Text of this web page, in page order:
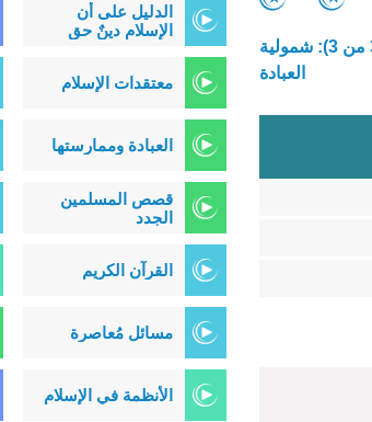
العبادة في الإسلام (الجزء 3 من 3): شمولية
العبادة
الدليل على أن
الإسلام دينٌ حق
معتقدات الإسلام
العبادة وممارستها
قصص المسلمين
الجدد
القرآن الكريم
مسائل مُعاصرة
الأنظمة في الإسلام